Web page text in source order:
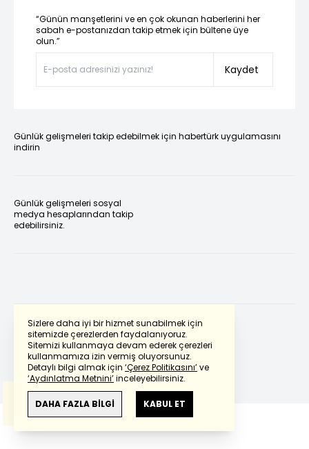
Sizlere daha iyi bir hizmet sunabilmek için
sitemizde çerezlerden faydalanıyoruz.
Sitemizi kullanmaya devam ederek çerezleri
kullanmamıza izin vermiş oluyorsunuz.
Detaylı bilgi almak için ‘Çerez Politikasını’ve
‘Aydınlatma Metnini’inceleyebilirsiniz.
DAHA FAZLA BİLGİ KABUL ET
“Günün manşetlerini ve en çok okunan haberlerini her
sabah e-postanızdan takip etmek için bültene üye
olun.”
Kaydet
Günlük gelişmeleri takip edebilmek için habertürk uygulamasını
indirin
Günlük gelişmeleri sosyal
medya hesaplarından takip
edebilirsiniz.
Powered by Translate
Bu çevirideGoogle Transletekullanılmıştır.
Anlam ve çeviri hatalarından
haberturk.com
sorumlu değildir.